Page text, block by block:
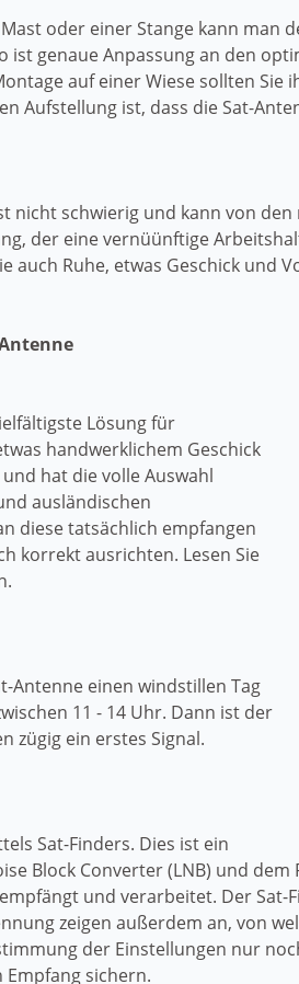
oder einer Stange kann
ist genaue Anpassung an den
auf einer Wiese sollten
Aufstellung ist, dass die Sat-
nicht schwierig und kann von
der eine vernüünftige
auch Ruhe, etwas Geschick
Lösung für
handwerklichem Geschick
hat die volle Auswahl
ausländischen
diese tatsächlich empfangen
korrekt ausrichten. Lesen Sie
Antenne einen windstillen Tag
11 - 14 Uhr. Dann ist der
zügig ein erstes Signal.
Sat-Finders. Dies ist ein
Block Converter (LNB) und
und verarbeitet. Der
zeigen außerdem an, von
der Einstellungen nur
sichern.